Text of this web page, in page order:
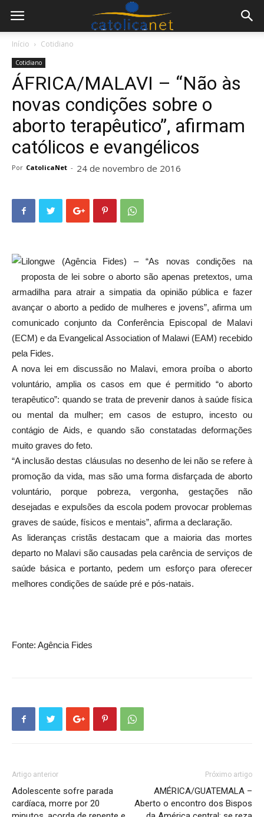
Início Cotidiano
Cotidiano
ÁFRICA/MALAVI – “Não às
novas condições sobre o
aborto terapêutico”, afirmam
católicos e evangélicos
Por CatolicaNet - 24 de novembro de 2016
Lilongwe (Agência Fides) – “As novas condições na
proposta de lei sobre o aborto são apenas pretextos, uma
armadilha para atrair a simpatia da opinião pública e fazer
avançar o aborto a pedido de mulheres e jovens”, afirma um
comunicado conjunto da Conferência Episcopal de Malavi
(ECM) e da Evangelical Association of Malawi (EAM) recebido
pela Fides.
A nova lei em discussão no Malavi, emora proíba o aborto
voluntário, amplia os casos em que é permitido “o aborto
terapêutico”: quando se trata de prevenir danos à saúde física
ou mental da mulher; em casos de estupro, incesto ou
contágio de Aids, e quando são constatadas deformações
muito graves do feto.
“A inclusão destas cláusulas no desenho de lei não se refere à
promoção da vida, mas são uma forma disfarçada de aborto
voluntário, porque pobreza, vergonha, gestações não
desejadas e expulsões da escola podem provocar problemas
graves de saúde, físicos e mentais”, afirma a declaração.
As lideranças cristãs destacam que a maioria das mortes
departo no Malavi são causadas pela carência de serviços de
saúde básica e portanto, pedem um esforço para oferecer
melhores condições de saúde pré e pós-natais.
Fonte: Agência Fides
Artigo anterior
Adolescente sofre parada
cardíaca, morre por 20
Próximo artigo
AMÉRICA/GUATEMALA –
Aberto o encontro dos Bispos